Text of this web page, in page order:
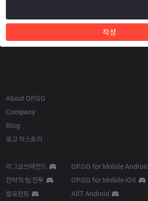
작성
About OP.GG
Company
Blog
로고 히스토리
리그오브레전드
전략적 팀 전투
발로란트
OP.GG for Mobile
OP.GG for Mobile iOS
AllT Android